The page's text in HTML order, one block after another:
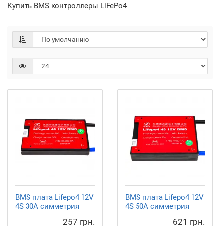
Купить BMS контроллеры LiFePo4
BMS плата Lifepo4 12V
4S 30A симметрия
257 грн.
BMS плата Lifepo4 12V
4S 50A симметрия
621 грн.